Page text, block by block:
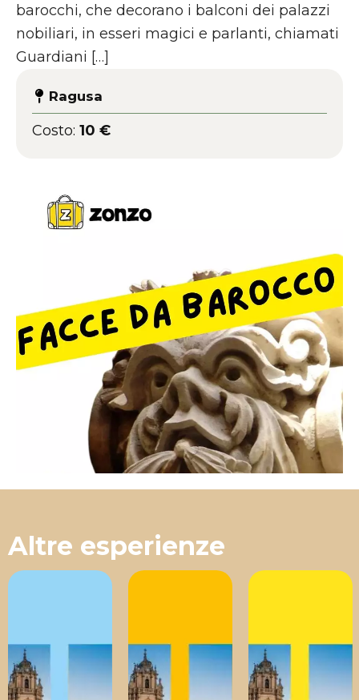
barocchi, che decorano i balconi dei palazzi
nobiliari, in esseri magici e parlanti, chiamati
Guardiani […]
Ragusa
Costo: 10 €
Altre esperienze